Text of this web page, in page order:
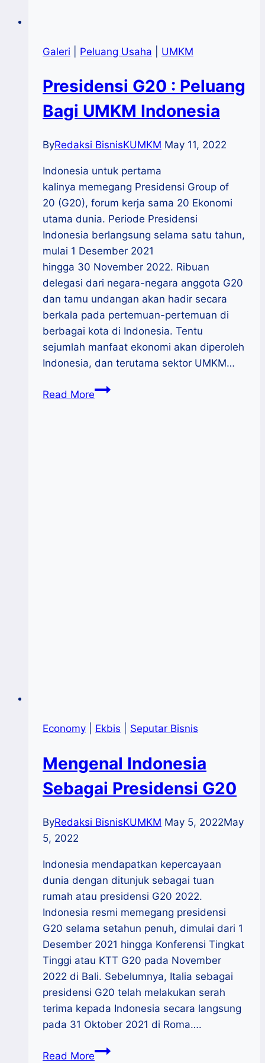
Galeri Peluang Usaha UMKM
Presidensi G20 : Peluang
Bagi UMKM Indonesia
ByRedaksi BisnisKUMKM May 11, 2022
Indonesia untuk pertama
kalinya memegang Presidensi Group of
20 (G20), forum kerja sama 20 Ekonomi
utama dunia. Periode Presidensi
Indonesia berlangsung selama satu tahun,
mulai 1 Desember 2021
hingga 30 November 2022. Ribuan
delegasi dari negara-negara anggota G20
dan tamu undangan akan hadir secara
berkala pada pertemuan-pertemuan di
berbagai kota di Indonesia. Tentu
sejumlah manfaat ekonomi akan diperoleh
Indonesia, dan terutama sektor UMKM…
Read MorePresidensi
Economy Ekbis Seputar Bisnis
Mengenal Indonesia
Sebagai Presidensi G20
ByRedaksi BisnisKUMKM May 5, 2022May
5, 2022
Indonesia mendapatkan kepercayaan
dunia dengan ditunjuk sebagai tuan
rumah atau presidensi G20 2022.
Indonesia resmi memegang presidensi
G20 selama setahun penuh, dimulai dari 1
Desember 2021 hingga Konferensi Tingkat
Tinggi atau KTT G20 pada November
2022 di Bali. Sebelumnya, Italia sebagai
presidensi G20 telah melakukan serah
terima kepada Indonesia secara langsung
pada 31 Oktober 2021 di Roma….
Read MoreMengenal